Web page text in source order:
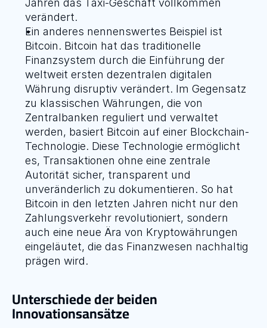
Jahren das Taxi-Geschäft vollkommen
verändert.
Bitcoin. Bitcoin hat das traditionelle
Finanzsystem durch die Einführung der
weltweit ersten dezentralen digitalen
Währung disruptiv verändert. Im Gegensatz
zu klassischen Währungen, die von
Zentralbanken reguliert und verwaltet
werden, basiert Bitcoin auf einer Blockchain-
Technologie. Diese Technologie ermöglicht
es, Transaktionen ohne eine zentrale
Autorität sicher, transparent und
unveränderlich zu dokumentieren. So hat
Bitcoin in den letzten Jahren nicht nur den
Zahlungsverkehr revolutioniert, sondern
auch eine neue Ära von Kryptowährungen
eingeläutet, die das Finanzwesen nachhaltig
prägen wird.
Unterschiede der beiden
Innovationsansätze